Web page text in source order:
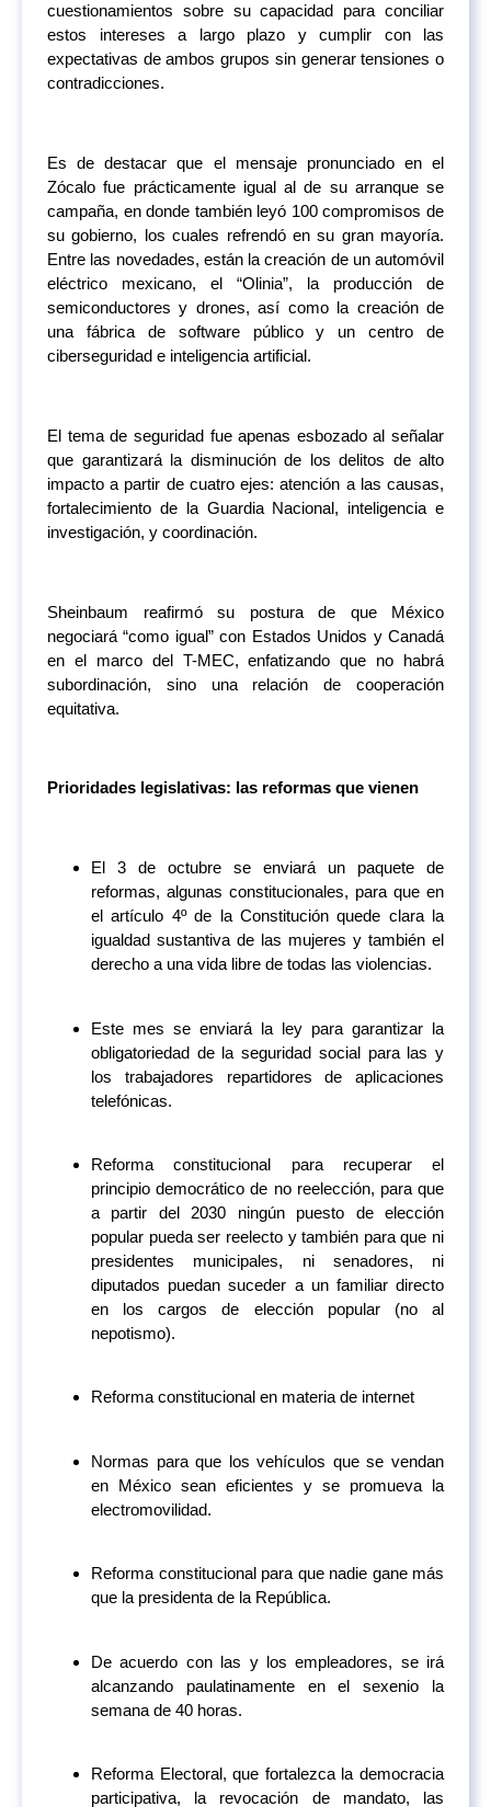
cuestionamientos sobre su capacidad para conciliar
estos intereses a largo plazo y cumplir con las
expectativas de ambos grupos sin generar tensiones o
contradicciones.
Es de destacar que el mensaje pronunciado en el
Zócalo fue prácticamente igual al de su arranque se
campaña, en donde también leyó 100 compromisos de
su gobierno, los cuales refrendó en su gran mayoría.
Entre las novedades, están la creación de un automóvil
eléctrico mexicano, el “Olinia”, la producción de
semiconductores y drones, así como la creación de
una fábrica de software público y un centro de
ciberseguridad e inteligencia artificial.
El tema de seguridad fue apenas esbozado al señalar
que garantizará la disminución de los delitos de alto
impacto a partir de cuatro ejes: atención a las causas,
fortalecimiento de la Guardia Nacional, inteligencia e
investigación, y coordinación.
Sheinbaum reafirmó su postura de que México
negociará “como igual” con Estados Unidos y Canadá
en el marco del T-MEC, enfatizando que no habrá
subordinación, sino una relación de cooperación
equitativa.
Prioridades legislativas: las reformas que vienen
El 3 de octubre se enviará un paquete de
reformas, algunas constitucionales, para que en
el artículo 4º de la Constitución quede clara la
igualdad sustantiva de las mujeres y también el
derecho a una vida libre de todas las violencias.
Este mes se enviará la ley para garantizar la
obligatoriedad de la seguridad social para las y
los trabajadores repartidores de aplicaciones
telefónicas.
Reforma constitucional para recuperar el
principio democrático de no reelección, para que
a partir del 2030 ningún puesto de elección
popular pueda ser reelecto y también para que ni
presidentes municipales, ni senadores, ni
diputados puedan suceder a un familiar directo
en los cargos de elección popular (no al
nepotismo).
Reforma constitucional en materia de internet
Normas para que los vehículos que se vendan
en México sean eficientes y se promueva la
electromovilidad.
Reforma constitucional para que nadie gane más
que la presidenta de la República.
De acuerdo con las y los empleadores, se irá
alcanzando paulatinamente en el sexenio la
semana de 40 horas.
Reforma Electoral, que fortalezca la democracia
participativa, la revocación de mandato, las